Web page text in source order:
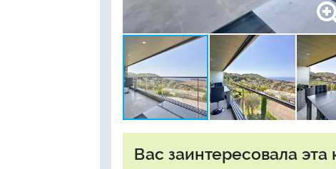
Вас заинтересовала эта